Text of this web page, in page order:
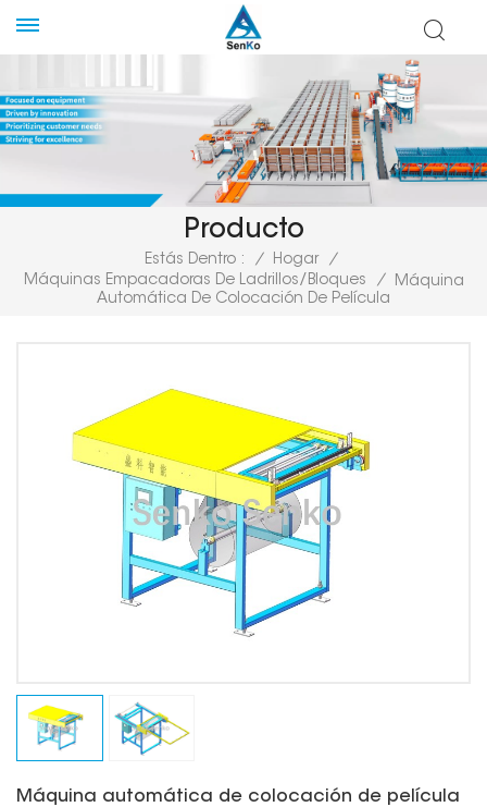
Producto
Estás Dentro : / Hogar
/
Máquinas Empacadoras De Ladrillos/bloques
/
Máquina
Automática De Colocación De Película
Máquina automática de colocación de película